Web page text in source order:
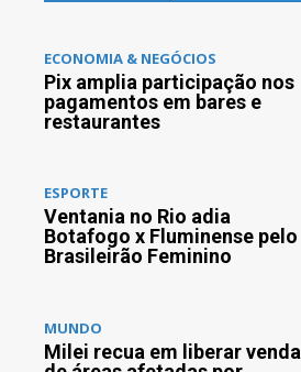
ECONOMIA & NEGÓCIOS
Pix amplia participação nos
pagamentos em bares e
restaurantes
ESPORTE
Ventania no Rio adia
Botafogo x Fluminense pelo
Brasileirão Feminino
MUNDO
Milei recua em liberar venda